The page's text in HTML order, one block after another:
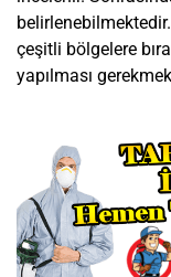
belirlenebilmektedir.
çeşitli bölgelere
yapılması